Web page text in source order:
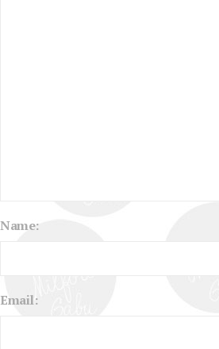
Name:
Email: